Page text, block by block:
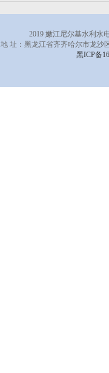
2019 嫩江尼尔基水利水
地 址：黑龙江省齐齐哈尔市龙
黑ICP备